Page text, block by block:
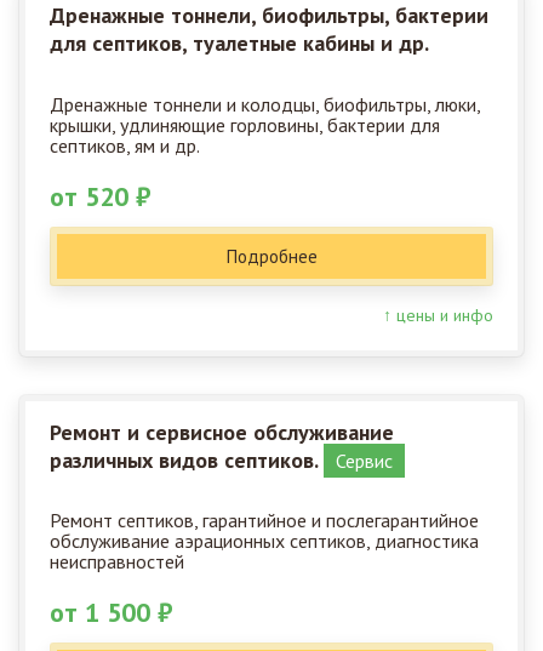
Дренажные тоннели, биофильтры, бактерии
для септиков, туалетные кабины и др.
Дренажные тоннели и колодцы, биофильтры, люки,
крышки, удлиняющие горловины, бактерии для
септиков, ям и др.
от 520 ₽
Подробнее
↑ цены и инфо
Ремонт и сервисное обслуживание
различных видов септиков.
Сервис
Ремонт септиков, гарантийное и послегарантийное
обслуживание аэрационных септиков, диагностика
неисправностей
от 1 500 ₽